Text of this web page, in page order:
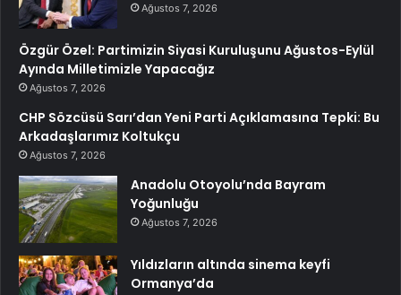
Ağustos 7, 2026
Özgür Özel: Partimizin Siyasi Kuruluşunu Ağustos-Eylül
Ayında Milletimizle Yapacağız
Ağustos 7, 2026
CHP Sözcüsü Sarı’dan Yeni Parti Açıklamasına Tepki: Bu
Arkadaşlarımız Koltukçu
Ağustos 7, 2026
Anadolu Otoyolu’nda Bayram
Yoğunluğu
Ağustos 7, 2026
Yıldızların altında sinema keyfi
Ormanya’da